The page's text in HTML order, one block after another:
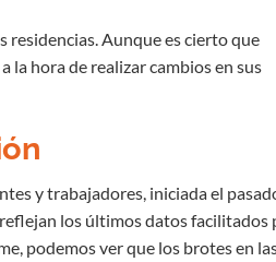
residencias. Aunque es cierto que
la hora de realizar cambios en sus
y trabajadores, iniciada el
los últimos datos facilitados
podemos ver que los brotes en